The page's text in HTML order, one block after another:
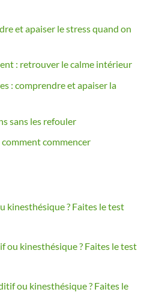
et apaiser le stress quand on
: retrouver le calme intérieur
: comprendre et apaiser la
sans les refouler
commencer
kinesthésique ? Faites le test
ou kinesthésique ? Faites le test
ou kinesthésique ? Faites le